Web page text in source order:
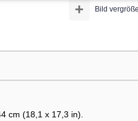
Bild
+
cm (18,1 x 17,3 in).